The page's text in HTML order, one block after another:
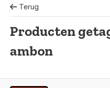
Terug
Producten
ambon